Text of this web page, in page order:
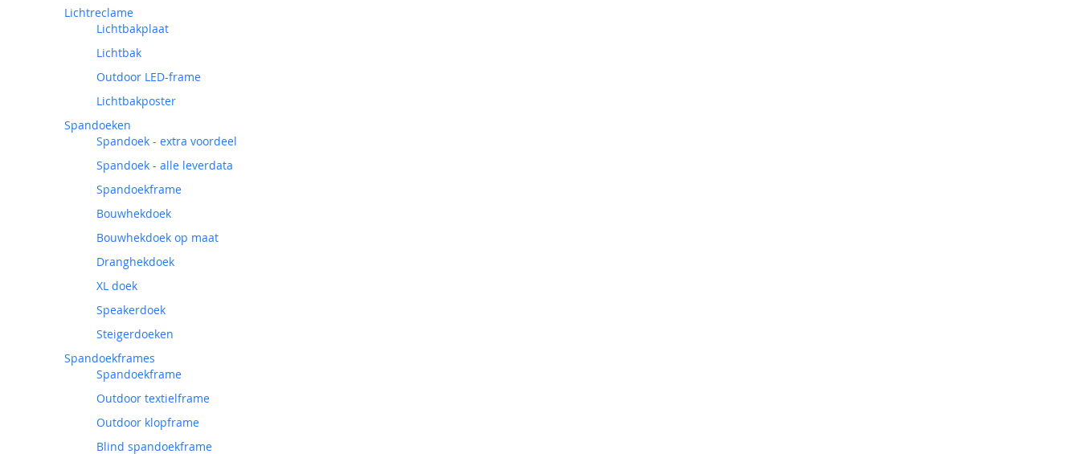
Lichtreclame
Lichtbakplaat
Lichtbak
Outdoor LED-frame
Lichtbakposter
Spandoeken
Spandoek - extra voordeel
Spandoek - alle leverdata
Spandoekframe
Bouwhekdoek
Bouwhekdoek op maat
Dranghekdoek
XL doek
Speakerdoek
Steigerdoeken
Spandoekframes
Spandoekframe
Outdoor textielframe
Outdoor klopframe
Blind spandoekframe